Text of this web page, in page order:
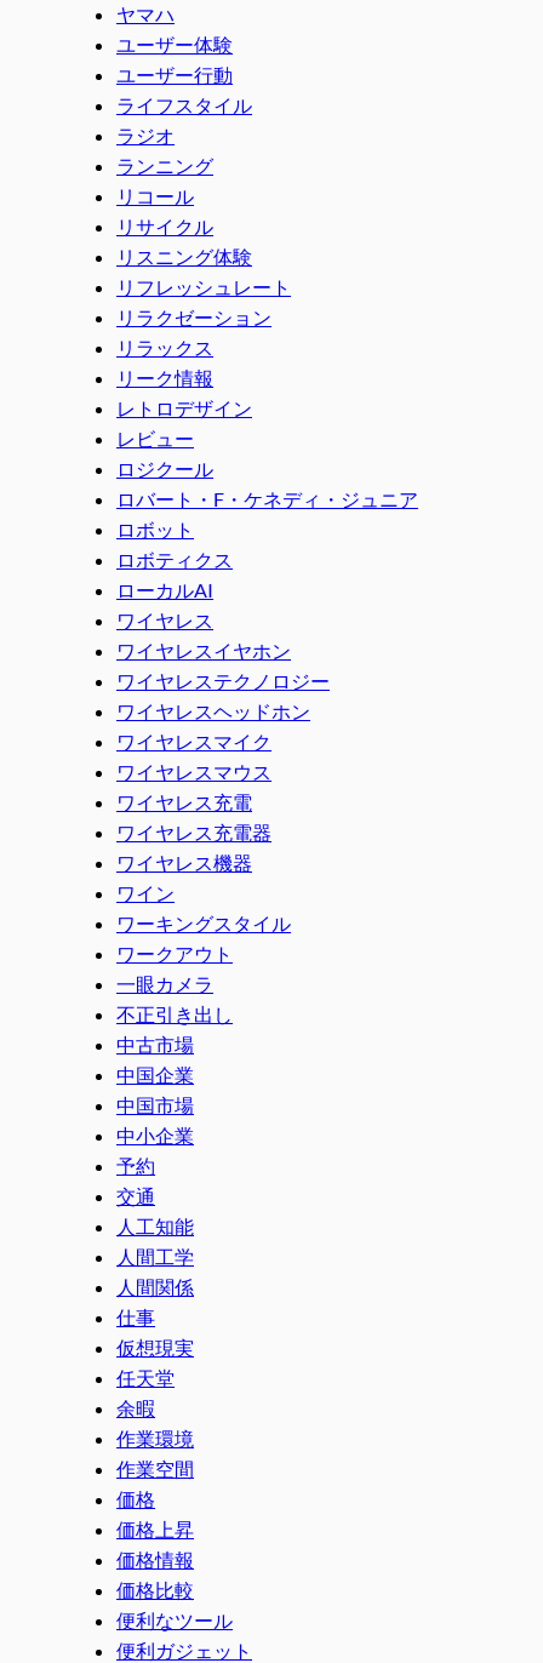
ヤマハ
ユーザー体験
ユーザー行動
ライフスタイル
ラジオ
ランニング
リコール
リサイクル
リスニング体験
リフレッシュレート
リラクゼーション
リラックス
リーク情報
レトロデザイン
レビュー
ロジクール
ロバート・F・ケネディ・ジュニア
ロボット
ロボティクス
ローカルAI
ワイヤレス
ワイヤレスイヤホン
ワイヤレステクノロジー
ワイヤレスヘッドホン
ワイヤレスマイク
ワイヤレスマウス
ワイヤレス充電
ワイヤレス充電器
ワイヤレス機器
ワイン
ワーキングスタイル
ワークアウト
一眼カメラ
不正引き出し
中古市場
中国企業
中国市場
中小企業
予約
交通
人工知能
人間工学
人間関係
仕事
仮想現実
任天堂
余暇
作業環境
作業空間
価格
価格上昇
価格情報
価格比較
便利なツール
便利ガジェット